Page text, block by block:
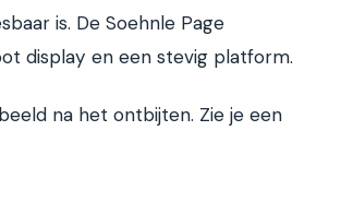
is. De Soehnle Page
display en een stevig platform.
na het ontbijten. Zie je een